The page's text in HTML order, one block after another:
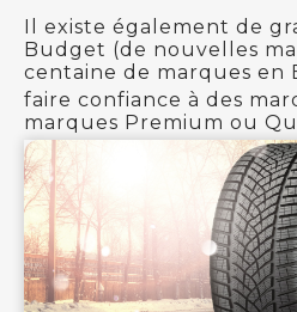
Il existe également de
Budget (de nouvelles
centaine de marques en
faire confiance à des
marques Premium ou
CONSEIL DE L’EXPERT :
l’homologation
hiver ou 4 saisons) afin
Chez QTeam, nous
assurer le meilleur